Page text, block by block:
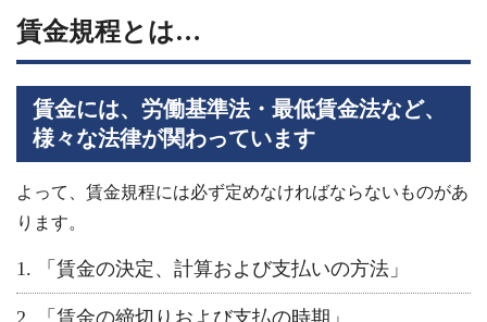
賃金規程とは…
賃金には、労働基準法・最低賃金法など、
様々な法律が関わっています
よって、賃金規程には必ず定めなければならないものがあ
ります。
「賃金の決定、計算および支払いの方法」